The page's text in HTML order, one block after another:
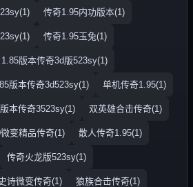
传奇1.95内功版本(1)
传奇1.95玉兔(1)
1.85版本传奇3d版523sy(1)
版本传奇3d523sy(1) 单机传奇1.95(1)
本传奇3523sy(1) 双英雄合击传奇(1)
变精品传奇(1) 散人传奇1.95(1)
传奇火龙版523sy(1)
诗微变传奇(1) 狼族合击传奇(1)